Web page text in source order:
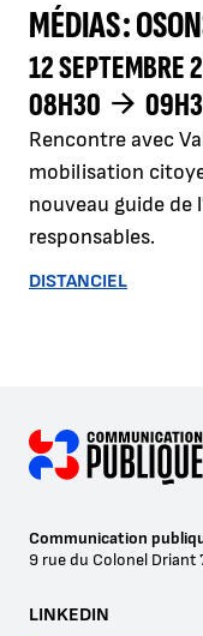
MÉDIAS :
12 SEPTEMBRE
08H30
Rencontre avec
mobilisation
nouveau guide de
responsables.
DISTANCIEL
Communication
9 rue du Colonel Driant
LINKEDIN